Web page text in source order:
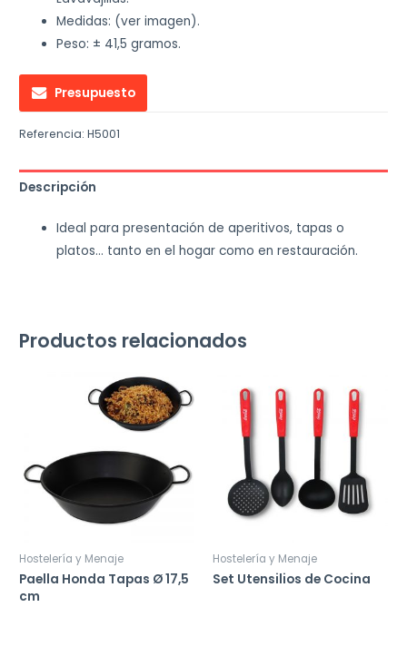
Medidas: (ver imagen).
Peso: ± 41,5 gramos.
Presupuesto
Referencia:H5001
Descripción
Ideal para presentación de aperitivos, tapas o
platos… tanto en el hogar como en restauración.
Productos relacionados
Hostelería y Menaje
Paella Honda Tapas Ø 17,5
cm
Hostelería y Menaje
Set Utensilios de Cocina